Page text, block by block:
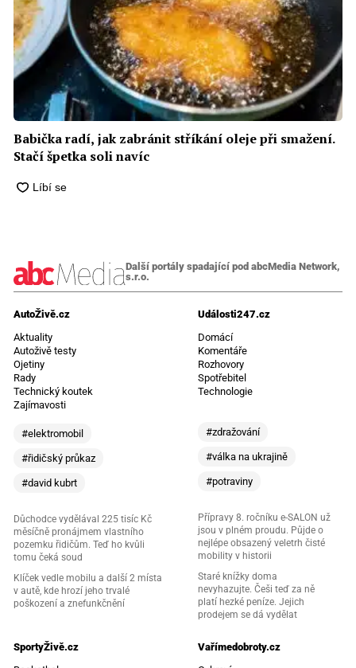
Babička radí, jak zabránit stříkání oleje při smažení.
Stačí špetka soli navíc
Další portály spadající pod abcMedia Network,
s.r.o.
AutoŽivě.cz
Aktuality
Autoživě testy
Ojetiny
Rady
Technický koutek
Zajímavosti
#elektromobil
#řidičský průkaz
#david kubrt
Důchodce vydělával 225 tisíc Kč
měsíčně pronájmem vlastního
pozemku řidičům. Teď ho kvůli
tomu čeká soud
Klíček vedle mobilu a další 2 místa
v autě, kde hrozí jeho trvalé
poškození a znefunkčnění
Události247.cz
Domácí
Komentáře
Rozhovory
Spotřebitel
Technologie
#zdražování
#válka na ukrajině
#potraviny
Přípravy 8. ročníku e-SALON už
jsou v plném proudu. Půjde o
nejlépe obsazený veletrh čisté
mobility v historii
Staré knížky doma
nevyhazujte. Češi teď za ně
platí hezké peníze. Jejich
prodejem se dá vydělat
SportyŽivě.cz
Vařímedobroty.cz